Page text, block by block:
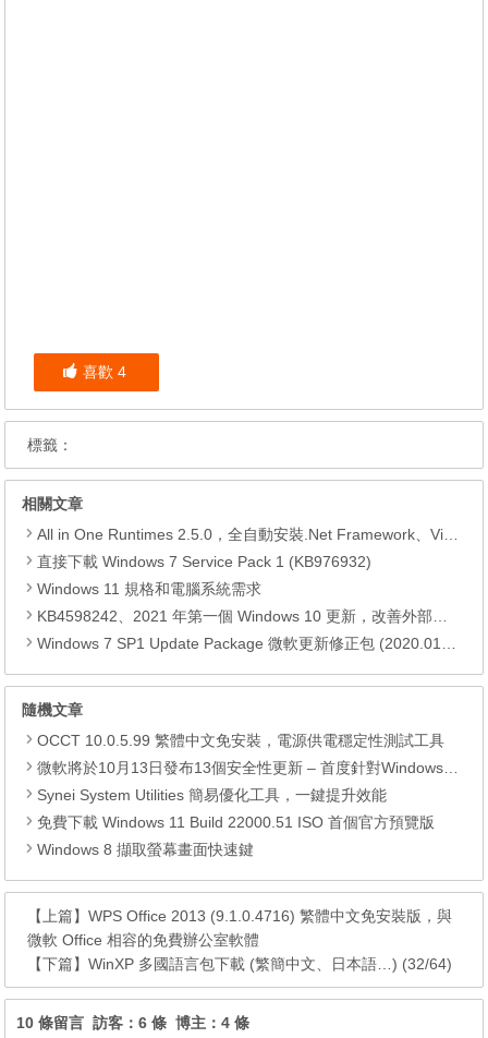
喜歡 4
標籤：
相關文章
All in One Runtimes 2.5.0，全自動安裝.Net Framework、Visual C++、DirectX、Flash Player、JRE
直接下載 Windows 7 Service Pack 1 (KB976932)
Windows 11 規格和電腦系統需求
KB4598242、2021 年第一個 Windows 10 更新，改善外部裝置安全性、解決HTTPS安全漏洞、印表機呼叫(RPC)漏洞
Windows 7 SP1 Update Package 微軟更新修正包 (2020.01月份)
隨機文章
OCCT 10.0.5.99 繁體中文免安裝，電源供電穩定性測試工具
微軟將於10月13日發布13個安全性更新 – 首度針對Windows 7修補安全漏洞
Synei System Utilities 簡易優化工具，一鍵提升效能
免費下載 Windows 11 Build 22000.51 ISO 首個官方預覽版
Windows 8 擷取螢幕畫面快速鍵
【上篇】WPS Office 2013 (9.1.0.4716) 繁體中文免安裝版，與
微軟 Office 相容的免費辦公室軟體
【下篇】WinXP 多國語言包下載 (繁簡中文、日本語…) (32/64)
10 條留言 訪客：6 條 博主：4 條